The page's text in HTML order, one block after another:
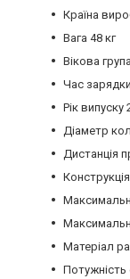
Країна
Вага 48 кг
Вікова
Час
Рік випуску
Діаметр
Дистанція
Матеріал
Потужність